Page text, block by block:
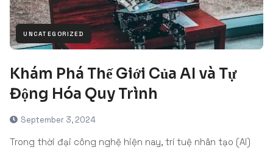
UNCATEGORIZED
Khám Phá Thế Giới Của AI và Tự
Động Hóa Quy Trình
September 3, 2024
Trong thời đại công nghệ hiện nay, trí tuệ nhân tạo (AI)